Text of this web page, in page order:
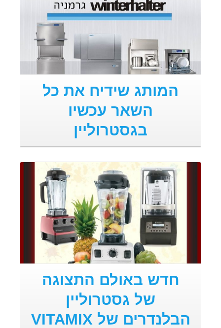
המותג שידיח את כל
השאר עכשיו
בגסטרוליין
קרא עוד
חדש באולם התצוגה
של גסטרוליין
הבלנדרים של VITAMIX